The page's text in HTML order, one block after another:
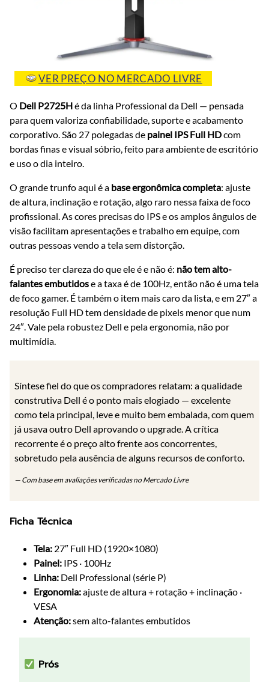
VER PREÇO NO MERCADO LIVRE
O Dell P2725Hé da linha Professional da Dell — pensada
para quem valoriza confiabilidade, suporte e acabamento
corporativo. São 27 polegadas de painel IPS Full HDcom
bordas finas e visual sóbrio, feito para ambiente de escritório
e uso o dia inteiro.
O grande trunfo aqui é a base ergonômica completa: ajuste
de altura, inclinação e rotação, algo raro nessa faixa de foco
profissional. As cores precisas do IPS e os amplos ângulos de
visão facilitam apresentações e trabalho em equipe, com
outras pessoas vendo a tela sem distorção.
É preciso ter clareza do que ele é e não é: não tem alto-
falantes embutidose a taxa é de 100Hz, então não é uma tela
de foco gamer. É também o item mais caro da lista, e em 27″ a
resolução Full HD tem densidade de pixels menor que num
24″. Vale pela robustez Dell e pela ergonomia, não por
multimídia.
Síntese fiel do que os compradores relatam: a qualidade
construtiva Dell é o ponto mais elogiado — excelente
como tela principal, leve e muito bem embalada, com quem
já usava outro Dell aprovando o upgrade. A crítica
recorrente é o preço alto frente aos concorrentes,
sobretudo pela ausência de alguns recursos de conforto.
— Com base em avaliações verificadas no Mercado Livre
Ficha Técnica
Tela: 27″ Full HD (1920×1080)
Painel: IPS · 100Hz
Linha: Dell Professional (série P)
Ergonomia:ajuste de altura + rotação + inclinação ·
VESA
Atenção:sem alto-falantes embutidos
Prós